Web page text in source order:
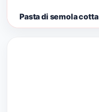
Pasta di semola cotta